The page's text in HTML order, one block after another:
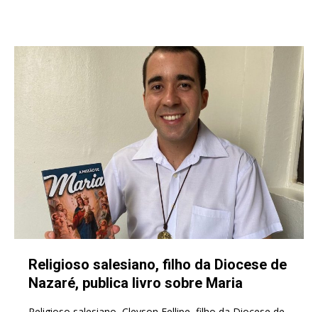
Religioso salesiano, filho da Diocese de
Nazaré, publica livro sobre Maria